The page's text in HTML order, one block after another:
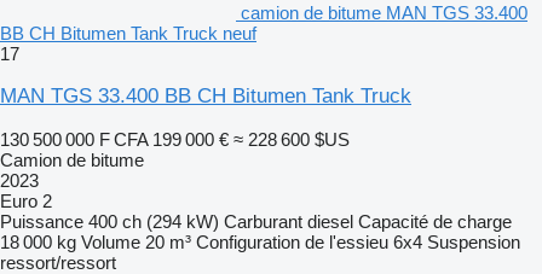
camion de bitume MAN TGS 33.400
BB CH Bitumen Tank Truck neuf
17
MAN TGS 33.400 BB CH Bitumen Tank Truck
130 500 000 F CFA 199 000 € ≈ 228 600 $US
Camion de bitume
2023
Euro 2
Puissance 400 ch (294 kW) Carburant diesel Capacité de charge
18 000 kg Volume 20 m³ Configuration de l'essieu 6x4 Suspension
ressort/ressort